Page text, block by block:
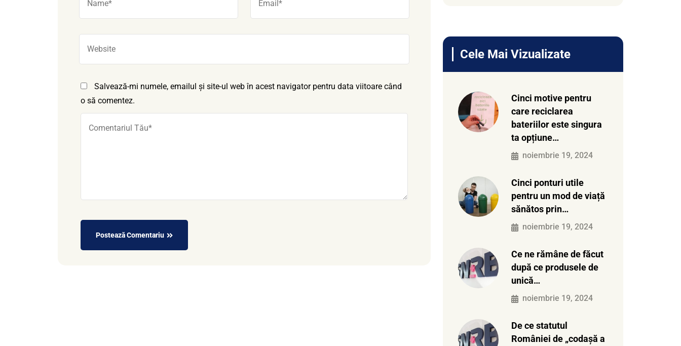
Salvează-mi numele, emailul și site-ul web în acest navigator pentru data viitoare când
o să comentez.
Postează Comentariu
Cele Mai Vizualizate
Cinci motive pentru
care reciclarea
bateriilor este singura
ta opțiune…
noiembrie 19, 2024
Cinci ponturi utile
pentru un mod de viață
sănătos prin…
noiembrie 19, 2024
Ce ne rămâne de făcut
după ce produsele de
unică…
noiembrie 19, 2024
De ce statutul
României de „codașă a